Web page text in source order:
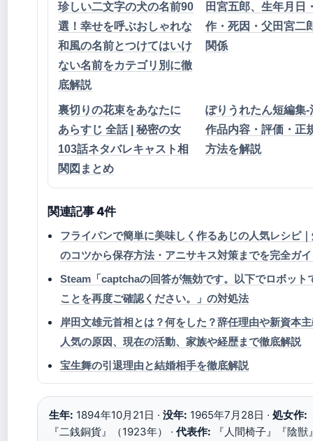
珍しい二文字の犬の名前90
選！幸せを呼ぶおしゃれな
和風の名前とつけてはいけ
ない名前をカテゴリ別に徹
底解説
田宮五郎、生年月日
作・死因・父田宮二
関係
裏切りの花束をあなたに
あらすじ 全話 | 秘密の女
103話ネタバレキャスト相
関図まとめ
ぽりうれたん短編集-
作品内容・評価・正
方法を解説
関連記事 4件
フライパンで簡単に美味しく作るあじの人気レシピ
のコツから保存方法・アニサキス対策までを完全ガ
Steam「captchaの回答が無効です。以下でロボット
ことを再度ご確認ください。」の対処法
岸田文雄元首相とは？何をした？辞任理由や新資本
人気の原因、現在の活動、家族や経歴まで徹底解説
宝生舞の引退理由と結婚相手を徹底解説
生年: 1894年10月21日 · 没年: 1965年7月28日 · 処女作:
『二銭銅貨』（1923年） · 代表作: 『人間椅子』『陰獣